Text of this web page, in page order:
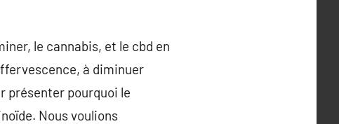
le cannabis, et le cbd en
à diminuer
présenter pourquoi le
Nous voulions